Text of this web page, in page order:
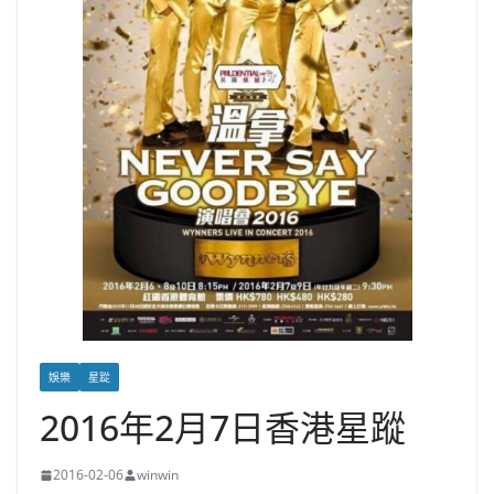
娛樂 星踨
2016年2月7日香港星蹤
2016-02-06 winwin